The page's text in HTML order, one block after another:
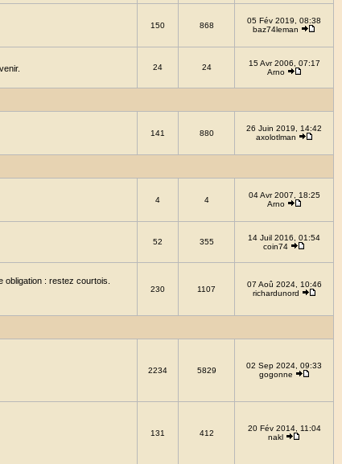
150 868
05 Fév 2019, 08:38
baz74leman
24 24
15 Avr 2006, 07:17
Arno
141 880
26 Juin 2019, 14:42
axolotlman
4 4
04 Avr 2007, 18:25
Arno
52 355
14 Juil 2016, 01:54
coin74
: restez courtois.
230 1107
07 Aoû 2024, 10:46
richardunord
2234 5829
02 Sep 2024, 09:33
gogonne
131 412
20 Fév 2014, 11:04
nakl